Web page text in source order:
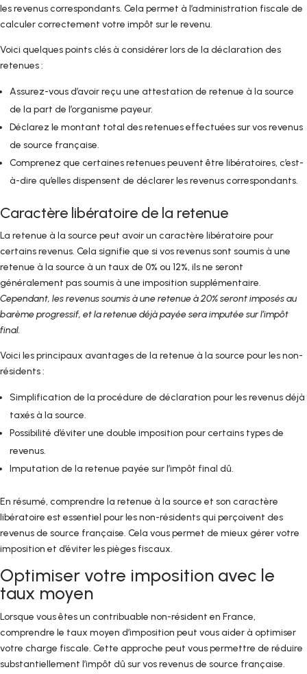
les revenus correspondants. Cela permet à l’administration fiscale de
calculer correctement votre impôt sur le revenu.
Voici quelques points clés à considérer lors de la déclaration des
retenues :
Assurez-vous d’avoir reçu une attestation de retenue à la source
de la part de l’organisme payeur.
Déclarez le montant total des retenues effectuées sur vos revenus
de source française.
Comprenez que certaines retenues peuvent être libératoires, c’est-
à-dire qu’elles dispensent de déclarer les revenus correspondants.
Caractère libératoire de la retenue
La retenue à la source peut avoir un caractère libératoire pour
certains revenus. Cela signifie que si vos revenus sont soumis à une
retenue à la source à un taux de 0% ou 12%, ils ne seront
généralement pas soumis à une imposition supplémentaire.
Cependant, les revenus soumis à une retenue à 20% seront imposés au
barème progressif, et la retenue déjà payée sera imputée sur l’impôt
final.
Voici les principaux avantages de la retenue à la source pour les non-
résidents :
Simplification de la procédure de déclaration pour les revenus déjà
taxés à la source.
Possibilité d’éviter une double imposition pour certains types de
revenus.
Imputation de la retenue payée sur l’impôt final dû.
En résumé, comprendre la retenue à la source et son caractère
libératoire est essentiel pour les non-résidents qui perçoivent des
revenus de source française. Cela vous permet de mieux gérer votre
imposition et d’éviter les pièges fiscaux.
Optimiser votre imposition avec le
taux moyen
Lorsque vous êtes un contribuable non-résident en France,
comprendre le taux moyen d’imposition peut vous aider à optimiser
votre charge fiscale. Cette approche peut vous permettre de réduire
substantiellement l’impôt dû sur vos revenus de source française.